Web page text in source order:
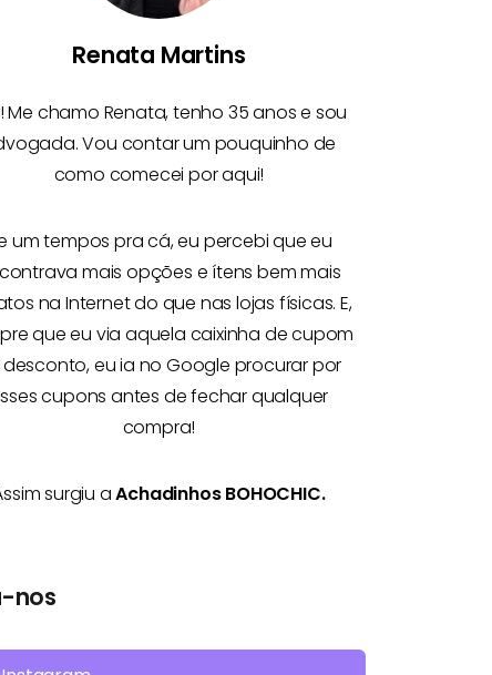
Renata Martins
Me chamo Renata, tenho 35 anos e sou
Vou contar um pouquinho de
como comecei por aqui!
um tempos pra cá, eu percebi que eu
mais opções eítens bem mais
na Internetdo que nas lojas físicas. E,
que eu via aquela caixinha de cupom
eu ia no Google procurar por
cupons antes de fechar qualquer
compra!
surgiu aAchadinhos BOHOCHIC.
nos